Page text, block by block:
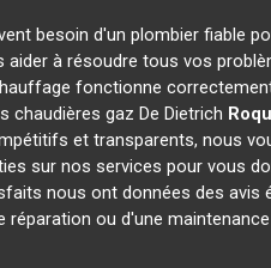
besoin d'un plombier fiable
à résoudre tous vos
fonctionne
gaz De Dietrich
et transparents, nous
sur nos services pour vous
nous ont données des avis
ou d'une